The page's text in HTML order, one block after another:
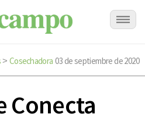
> Cosechadora 03 de septiembre de 2020
Conecta